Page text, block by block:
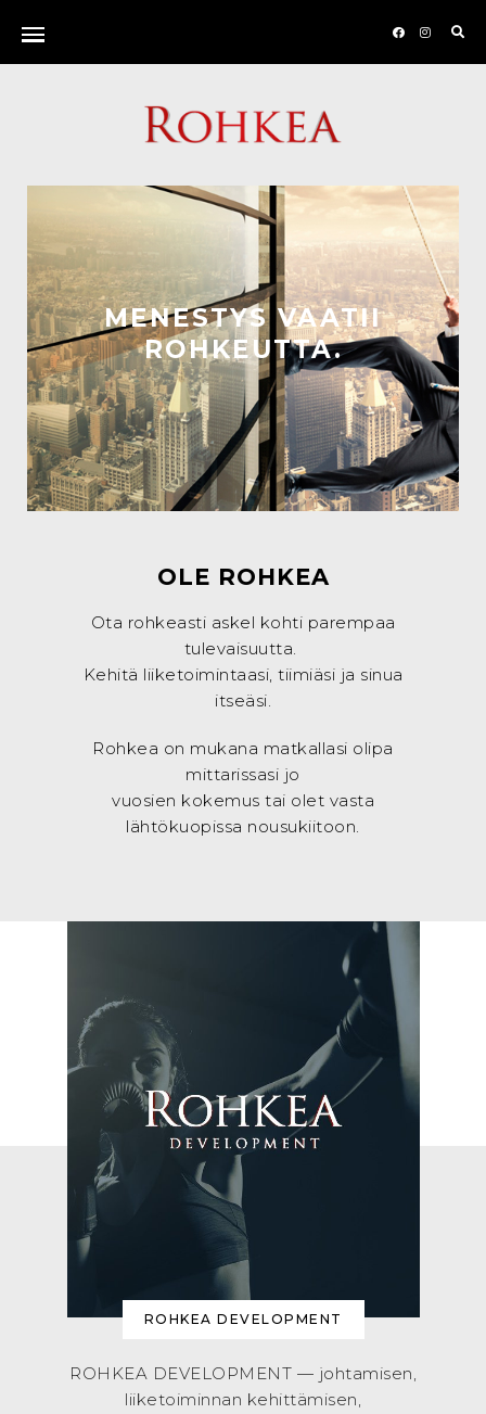
MENESTYS VAATII
ROHKEUTTA.
OLE ROHKEA
Ota rohkeasti askel kohti parempaa
tulevaisuutta.
Kehitä liiketoimintaasi, tiimiäsi ja sinua
itseäsi.
Rohkea on mukana matkallasi olipa
mittarissasi jo
vuosien kokemus tai olet vasta
lähtökuopissa nousukiitoon.
ROHKEA DEVELOPMENT
ROHKEA DEVELOPMENT — johtamisen,
liiketoiminnan kehittämisen,